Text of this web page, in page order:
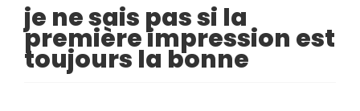
je ne sais pas si la
première impression est
toujours la bonne